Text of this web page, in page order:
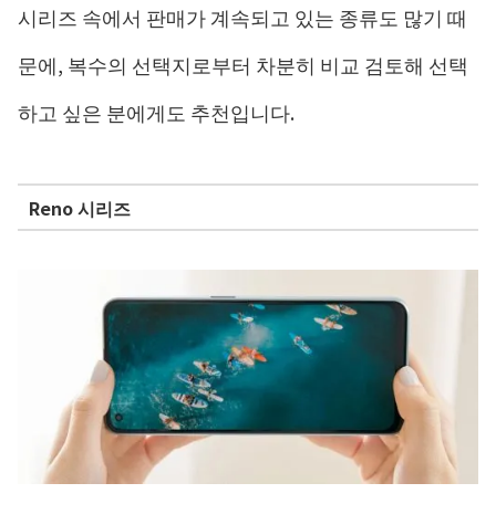
시리즈 속에서 판매가 계속되고 있는 종류도 많기 때
문에, 복수의 선택지로부터 차분히 비교 검토해 선택
하고 싶은 분에게도 추천입니다.
Reno 시리즈